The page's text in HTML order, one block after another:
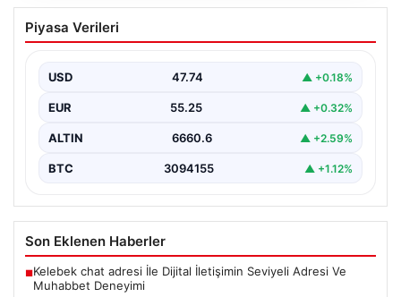
Mekke Ortak Savunma Anlaşması ne
anlama geliyor? Türkiye, Suudi
ayrıntılar ortaya çıktı
Piyasa Verileri
USD 47.74 ▲ +0.18%
EUR 55.25 ▲ +0.32%
ALTIN 6660.6 ▲ +2.59%
BTC 3094155 ▲ +1.12%
Son Eklenen Haberler
■Kelebek chat adresi İle Dijital İletişimin Seviyeli Adresi Ve
Muhabbet Deneyimi